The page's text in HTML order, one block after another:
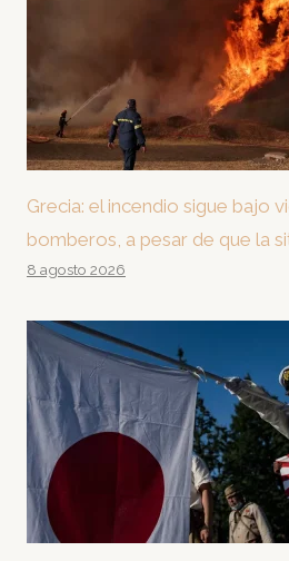
Grecia: el incendio sigue bajo
bomberos, a pesar de que la
8 agosto 2026